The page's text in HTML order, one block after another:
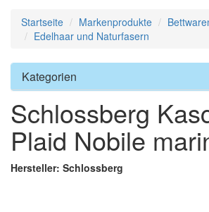
Startseite Markenprodukte
Edelhaar und Naturfasern
Kategorien
Schlossberg
Plaid Nobile
Hersteller: Schlossberg